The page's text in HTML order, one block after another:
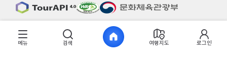
© 한국관광공사
메뉴 검색 여행지도 로그인